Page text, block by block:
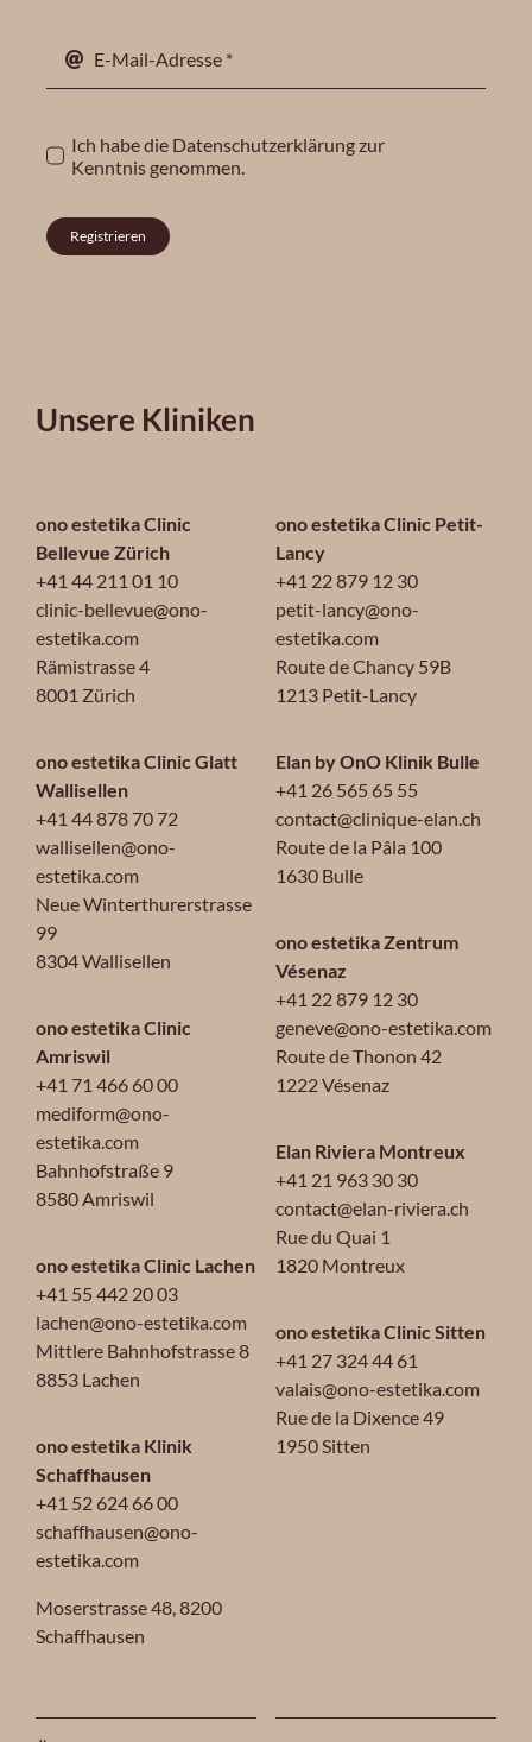
Ich habe die Datenschutzerklärungzur
Kenntnis genommen.
Registrieren
Unsere Kliniken
ono estetika Clinic
Bellevue Zürich
+41 44 211 01 10
clinic-bellevue@ono-
estetika.com
Rämistrasse 4
8001 Zürich
ono estetika Clinic Glatt
Wallisellen
+41 44 878 70 72
wallisellen@ono-
estetika.com
Neue Winterthurerstrasse
99
8304 Wallisellen
ono estetika Clinic
Amriswil
+41 71 466 60 00
mediform@ono-
estetika.com
Bahnhofstraße 9
8580 Amriswil
ono estetika Clinic Lachen
+41 55 442 20 03
lachen@ono-estetika.com
Mittlere Bahnhofstrasse 8
8853 Lachen
ono estetika Klinik
Schaffhausen
+41 52 624 66 00
schaffhausen@ono-
estetika.com
Moserstrasse 48,8200
Schaffhausen
ono estetika Clinic Petit-
Lancy
+41 22 879 12 30
petit-lancy@ono-
estetika.com
Route de Chancy 59B
1213 Petit-Lancy
Elan by OnO Klinik Bulle
+41 26 565 65 55
contact@clinique-elan.ch
Route de la Pâla 100
1630 Bulle
ono estetika Zentrum
Vésenaz
+41 22 879 12 30
geneve@ono-estetika.com
Route de Thonon 42
1222 Vésenaz
Elan Riviera Montreux
+41 21 963 30 30
contact@elan-riviera.ch
Rue du Quai 1
1820 Montreux
ono estetika Clinic Sitten
+41 27 324 44 61
valais@ono-estetika.com
Rue de la Dixence 49
1950 Sitten